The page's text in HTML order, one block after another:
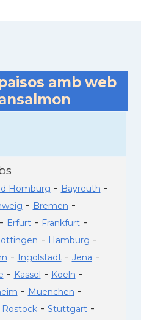
amb web
Homburg - Bayreuth -
- Bremen -
Erfurt- Frankfurt-
- Hamburg -
- Ingolstadt- Jena -
- Kassel - Koeln -
- Muenchen -
Rostock- Stuttgart-